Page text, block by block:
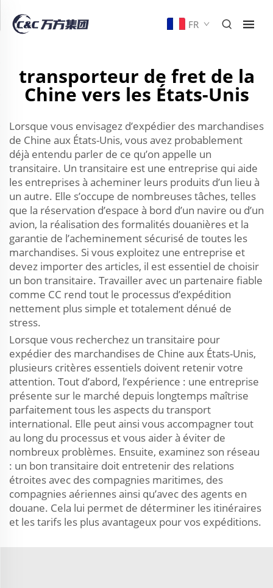
FR
transporteur de fret de la
Chine vers les États-Unis
Lorsque vous envisagez d’expédier des marchandises
de Chine aux États-Unis, vous avez probablement
déjà entendu parler de ce qu’on appelle un
transitaire. Un transitaire est une entreprise qui aide
les entreprises à acheminer leurs produits d’un lieu à
un autre. Elle s’occupe de nombreuses tâches, telles
que la réservation d’espace à bord d’un navire ou d’un
avion, la réalisation des formalités douanières et la
garantie de l’acheminement sécurisé de toutes les
marchandises. Si vous exploitez une entreprise et
devez importer des articles, il est essentiel de choisir
un bon transitaire. Travailler avec un partenaire fiable
comme CC rend tout le processus d’expédition
nettement plus simple et totalement dénué de
stress.
Lorsque vous recherchez un transitaire pour
expédier des marchandises de Chine aux États-Unis,
plusieurs critères essentiels doivent retenir votre
attention. Tout d’abord, l’expérience : une entreprise
présente sur le marché depuis longtemps maîtrise
parfaitement tous les aspects du transport
international. Elle peut ainsi vous accompagner tout
au long du processus et vous aider à éviter de
nombreux problèmes. Ensuite, examinez son réseau
: un bon transitaire doit entretenir des relations
étroites avec des compagnies maritimes, des
compagnies aériennes ainsi qu’avec des agents en
douane. Cela lui permet de déterminer les itinéraires
et les tarifs les plus avantageux pour vos expéditions.